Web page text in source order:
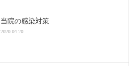
当院の感染対策
2020.04.20